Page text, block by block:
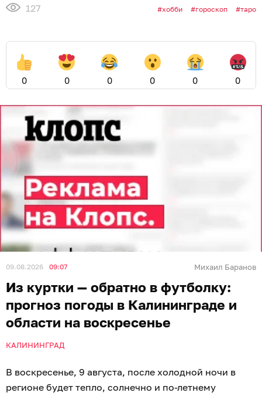
127 хобби гороскоп таро
0 0 0 0 0 0
09.08.2026 09:07 Михаил Баранов
Из куртки — обратно в футболку:
прогноз погоды в Калининграде и
области на воскресенье
КАЛИНИНГРАД
В воскресенье, 9 августа, после холодной ночи в
регионе будет тепло, солнечно и по-летнему